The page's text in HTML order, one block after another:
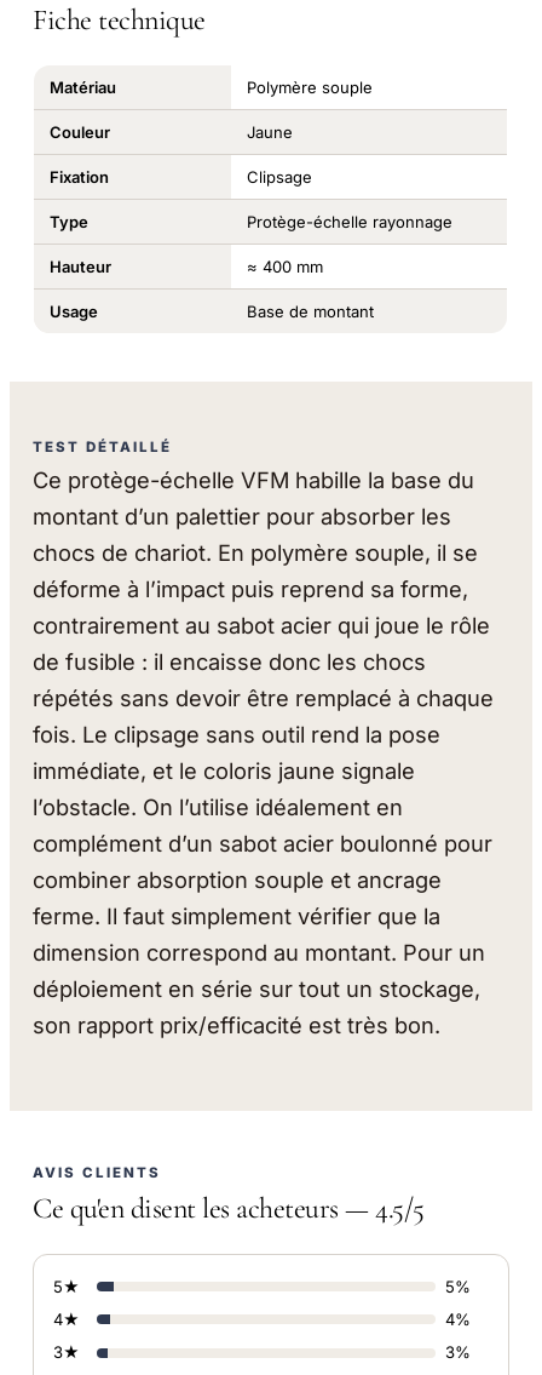
Fiche technique
Matériau Polymère souple
Couleur Jaune
Fixation Clipsage
Type Protège-échelle rayonnage
Hauteur ≈ 400 mm
Usage Base de montant
TEST DÉTAILLÉ
Ce protège-échelle VFM habille la base du
montant d’un palettier pour absorber les
chocs de chariot. En polymère souple, il se
déforme à l’impact puis reprend sa forme,
contrairement au sabot acier qui joue le rôle
de fusible : il encaisse donc les chocs
répétés sans devoir être remplacé à chaque
fois. Le clipsage sans outil rend la pose
immédiate, et le coloris jaune signale
l’obstacle. On l’utilise idéalement en
complément d’un sabot acier boulonné pour
combiner absorption souple et ancrage
ferme. Il faut simplement vérifier que la
dimension correspond au montant. Pour un
déploiement en série sur tout un stockage,
son rapport prix/efficacité est très bon.
AVIS CLIENTS
Ce qu'en disent les acheteurs — 4.5/5
5★
5%
4★
4%
3★
3%